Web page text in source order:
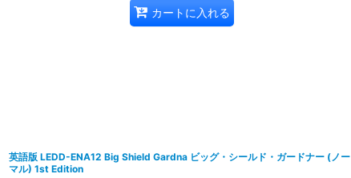
カートに入れる
英語版 LEDD-ENA12 Big Shield Gardna ビッグ・シールド・ガードナー (ノー
マル) 1st Edition